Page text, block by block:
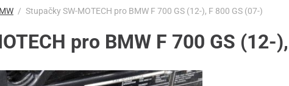
Stupačky SW-MOTECH pro BMW F 700 GS (12-), F 800 GS (07-)
pro BMW F 700 GS (12-